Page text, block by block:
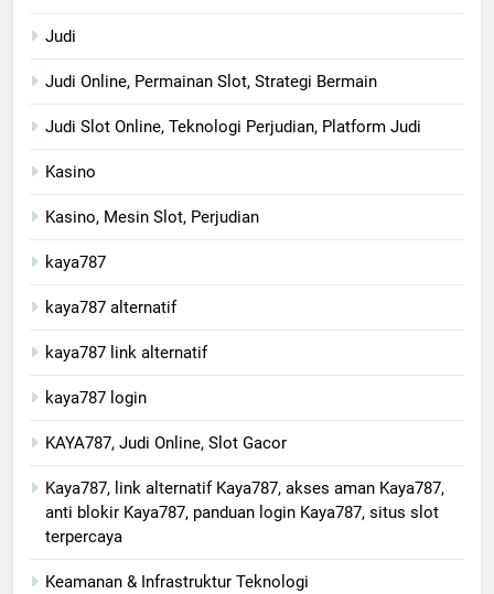
Judi
Judi Online, Permainan Slot, Strategi Bermain
Judi Slot Online, Teknologi Perjudian, Platform Judi
Kasino
Kasino, Mesin Slot, Perjudian
kaya787
kaya787 alternatif
kaya787 link alternatif
kaya787 login
KAYA787, Judi Online, Slot Gacor
Kaya787, link alternatif Kaya787, akses aman Kaya787,
anti blokir Kaya787, panduan login Kaya787, situs slot
terpercaya
Keamanan & Infrastruktur Teknologi